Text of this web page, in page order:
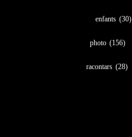
enfants (30)
photo (156)
racontars (28)